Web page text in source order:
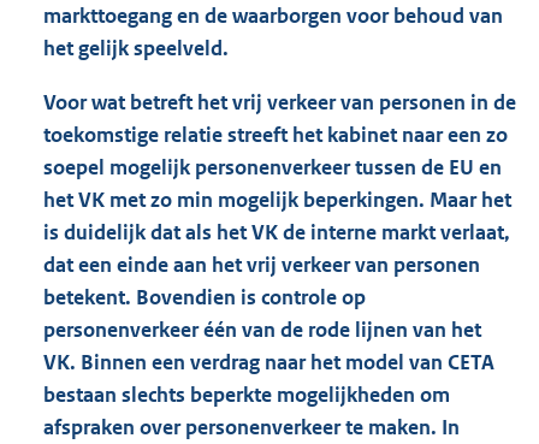
markttoegang en de waarborgen voor behoud van
het gelijk speelveld.
Voor wat betreft het vrij verkeer van personen in de
toekomstige relatie streeft het kabinet naar een zo
soepel mogelijk personenverkeer tussen de EU en
het VK met zo min mogelijk beperkingen. Maar het
is duidelijk dat als het VK de interne markt verlaat,
dat een einde aan het vrij verkeer van personen
betekent. Bovendien is controle op
personenverkeer één van de rode lijnen van het
VK. Binnen een verdrag naar het model van CETA
bestaan slechts beperkte mogelijkheden om
afspraken over personenverkeer te maken. In